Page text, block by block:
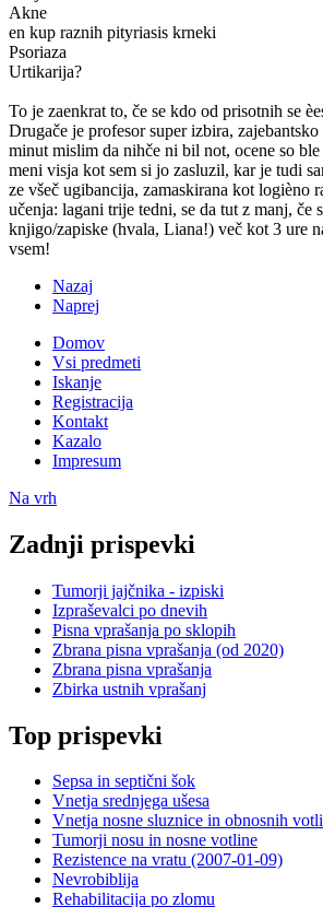
Akne
en kup raznih pityriasis krneki
Psoriaza
Urtikarija?
To je zaenkrat to, če se kdo od prisotnih se
Drugače je profesor super izbira,
minut mislim da nihče ni bil not, ocene so
meni visja kot sem si jo zasluzil, kar je tudi
ze všeč ugibancija, zamaskirana kot logièno
učenja: lagani trije tedni, se da tut z manj, če
knjigo/zapiske (hvala, Liana!) več kot 3 ure
vsem!
Nazaj
Naprej
Domov
Vsi predmeti
Iskanje
Registracija
Kontakt
Kazalo
Impresum
Na vrh
Zadnji prispevki
Tumorji jajčnika - izpiski
Izpraševalci po dnevih
Pisna vprašanja po sklopih
Zbrana pisna vprašanja (od 2020)
Zbrana pisna vprašanja
Zbirka ustnih vprašanj
Top prispevki
Sepsa in septični šok
Vnetja srednjega ušesa
Vnetja nosne sluznice in obnosnih
Tumorji nosu in nosne votline
Rezistence na vratu (2007-01-09)
Nevrobiblija
Rehabilitacija po zlomu